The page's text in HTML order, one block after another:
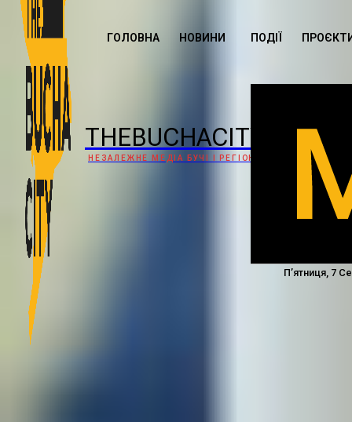
THEBUCHACITY
НЕЗАЛЕЖНЕ МЕДІА БУЧІ І РЕГІОНУ
ГОЛОВНА НОВИНИ ПОДІЇ
П’ятниця, 7